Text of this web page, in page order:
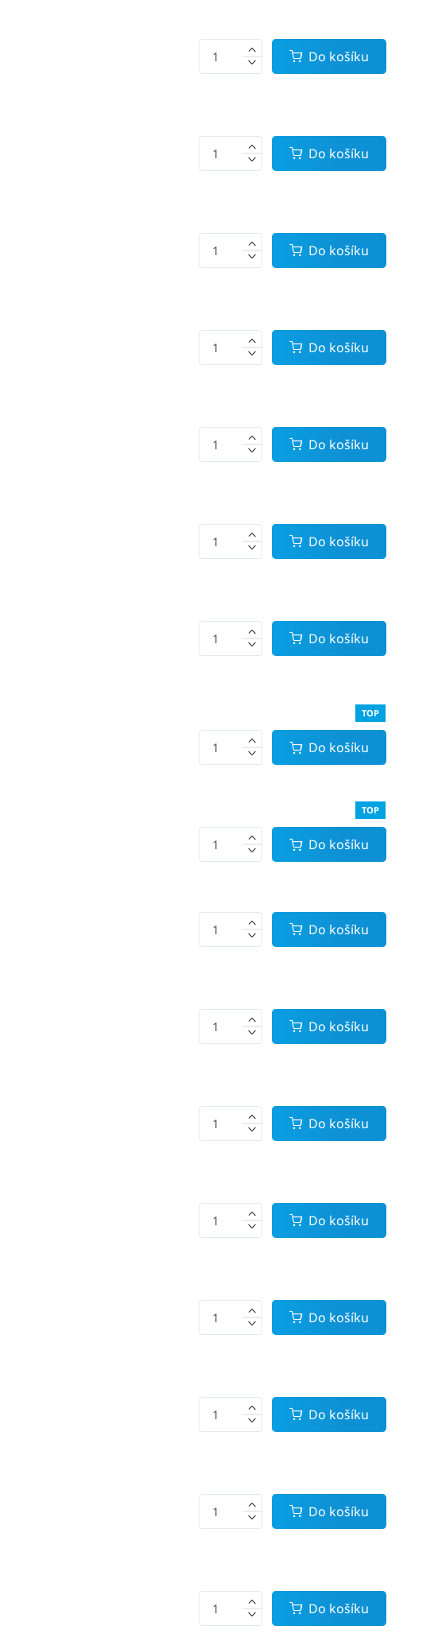
Do košíku
Do košíku
Do košíku
Do košíku
Do košíku
Do košíku
Do košíku
TOP
Do košíku
TOP
Do košíku
Do košíku
Do košíku
Do košíku
Do košíku
Do košíku
Do košíku
Do košíku
Do košíku